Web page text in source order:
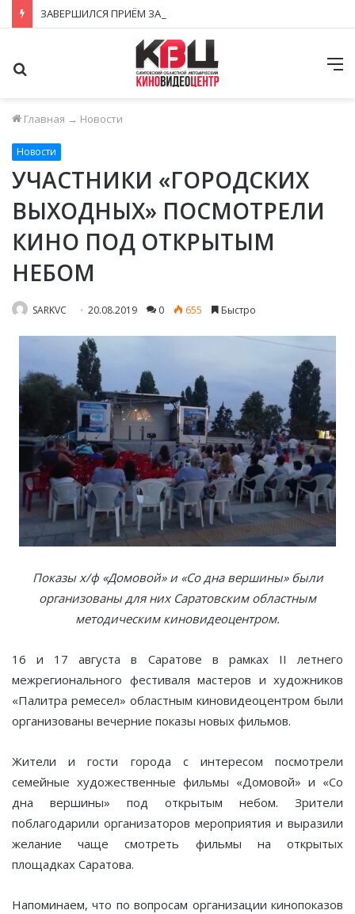
Главная → Новости
Новости
УЧАСТНИКИ «ГОРОДСКИХ
ВЫХОДНЫХ» ПОСМОТРЕЛИ
КИНО ПОД ОТКРЫТЫМ
НЕБОМ
SARKVC 20.08.2019 0 655 Быстро
Показы х/ф «Домовой» и «Со дна вершины» были
организованы для них Саратовским областным
методическим киновидеоцентром.
16 и 17 августа в Саратове в рамках II летнего
межрегионального фестиваля мастеров и художников
«Палитра ремесел» областным киновидеоцентром были
организованы вечерние показы новых фильмов.
Жители и гости города с интересом посмотрели
семейные художественные фильмы «Домовой» и «Со
дна вершины» под открытым небом. Зрители
поблагодарили организаторов мероприятия и выразили
желание чаще смотреть фильмы на открытых
площадках Саратова.
Напоминаем, что по вопросам организации кинопоказов